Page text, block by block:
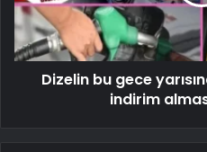
Dizelin bu gece
indirim